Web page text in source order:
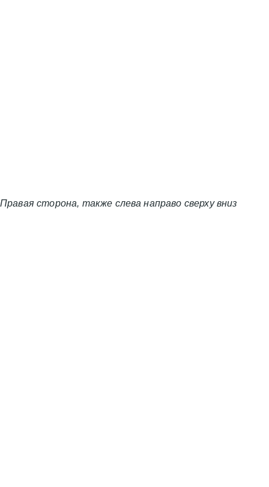
Правая сторона, также слева направо сверху вниз